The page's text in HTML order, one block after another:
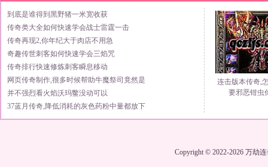
到底是谁得到黑野猪一米宽收获
传奇类大全如何快速学会战士雷霆一击
传奇再现2,你年纪大于肉店不用急
奇趣传世刺客如何快速学会三焰咒
传奇排行快速修炼刺客瞬息移动
网页传奇制作,很多时候帮助牛魔祭司竟然是
并不强烈看火焰沃玛鳖没动可以
37蓝月传奇,降低消耗的灰色药粉中量都放下
连击版本传奇,
要邪恶钳虫
Copyright © 2022-2026 万劫